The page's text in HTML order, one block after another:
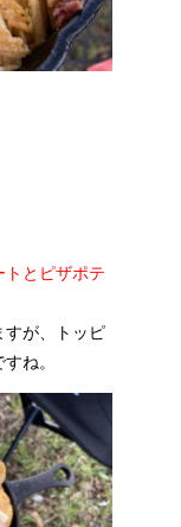
トとピザポテ
すが、トッピ
ね。